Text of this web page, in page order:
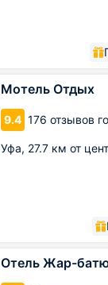
Мотель Отдых
9.4 176 отзывов
Уфа, 27.7 км от
Отель Жар-